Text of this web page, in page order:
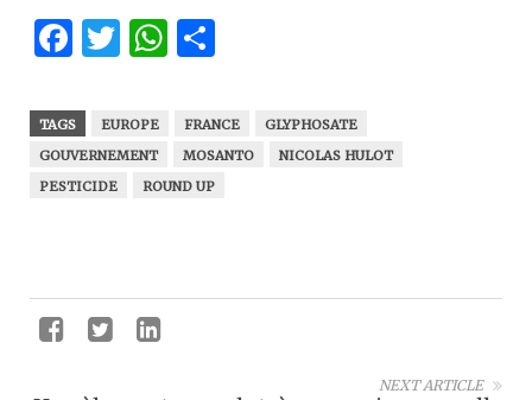
Facebook
Twitter
WhatsApp
TAGS EUROPE FRANCE
GLYPHOSATE
GOUVERNEMENT
MOSANTO
NICOLAS HULOT
PESTICIDE
ROUND UP
NEXT ARTICLE